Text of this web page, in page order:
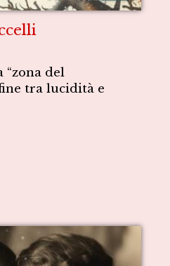
“zona del
tra lucidità e